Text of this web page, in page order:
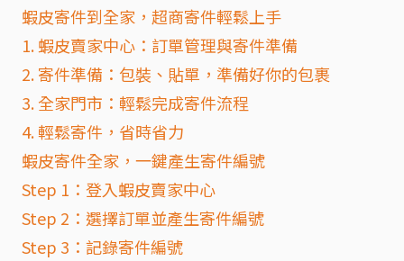
蝦皮寄件到全家，超商寄件輕鬆上手
1. 蝦皮賣家中心：訂單管理與寄件準備
2. 寄件準備：包裝、貼單，準備好你的包裹
3. 全家門市：輕鬆完成寄件流程
4. 輕鬆寄件，省時省力
蝦皮寄件全家，一鍵產生寄件編號
Step 1：登入蝦皮賣家中心
Step 2：選擇訂單並產生寄件編號
Step 3：記錄寄件編號